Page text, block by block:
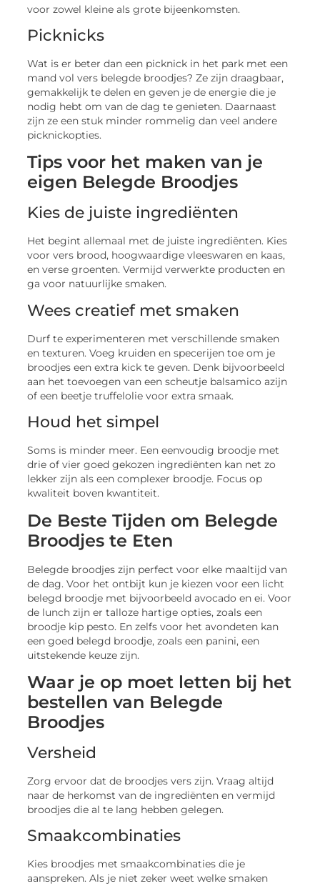
voor zowel kleine als grote bijeenkomsten.
Picknicks
Wat is er beter dan een picknick in het park met een
mand vol vers belegde broodjes? Ze zijn draagbaar,
gemakkelijk te delen en geven je de energie die je
nodig hebt om van de dag te genieten. Daarnaast
zijn ze een stuk minder rommelig dan veel andere
picknickopties.
Tips voor het maken van je
eigen Belegde Broodjes
Kies de juiste ingrediënten
Het begint allemaal met de juiste ingrediënten. Kies
voor vers brood, hoogwaardige vleeswaren en kaas,
en verse groenten. Vermijd verwerkte producten en
ga voor natuurlijke smaken.
Wees creatief met smaken
Durf te experimenteren met verschillende smaken
en texturen. Voeg kruiden en specerijen toe om je
broodjes een extra kick te geven. Denk bijvoorbeeld
aan het toevoegen van een scheutje balsamico azijn
of een beetje truffelolie voor extra smaak.
Houd het simpel
Soms is minder meer. Een eenvoudig broodje met
drie of vier goed gekozen ingrediënten kan net zo
lekker zijn als een complexer broodje. Focus op
kwaliteit boven kwantiteit.
De Beste Tijden om Belegde
Broodjes te Eten
Belegde broodjes zijn perfect voor elke maaltijd van
de dag. Voor het ontbijt kun je kiezen voor een licht
belegd broodje met bijvoorbeeld avocado en ei. Voor
de lunch zijn er talloze hartige opties, zoals een
broodje kip pesto. En zelfs voor het avondeten kan
een goed belegd broodje, zoals een panini, een
uitstekende keuze zijn.
Waar je op moet letten bij het
bestellen van Belegde
Broodjes
Versheid
Zorg ervoor dat de broodjes vers zijn. Vraag altijd
naar de herkomst van de ingrediënten en vermijd
broodjes die al te lang hebben gelegen.
Smaakcombinaties
Kies broodjes met smaakcombinaties die je
aanspreken. Als je niet zeker weet welke smaken